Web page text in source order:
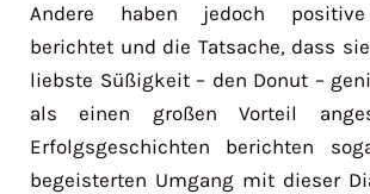
Andere haben jedoch positive
berichtet und die Tatsache, dass
liebste Süßigkeit – den Donut –
als einen großen Vorteil
Erfolgsgeschichten berichten
begeisterten Umgang mit dieser